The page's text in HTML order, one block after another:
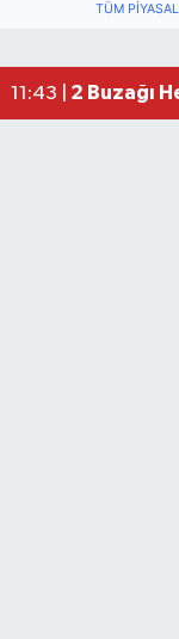
TÜM
11:43 | 2 Buzağı